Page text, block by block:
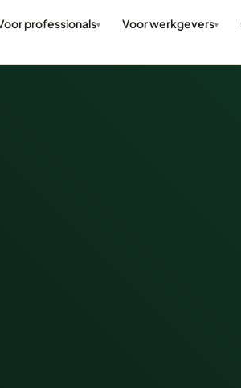
professionals Voor werkgevers